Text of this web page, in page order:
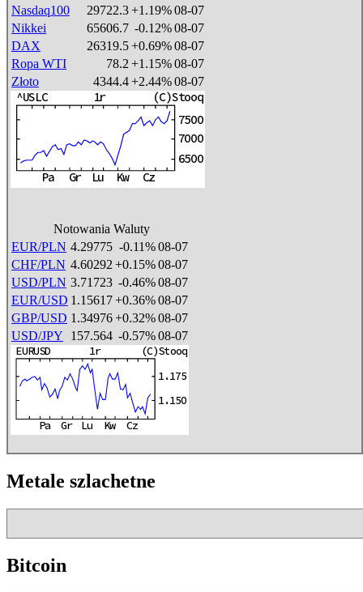
Nasdaq100
29722.3+1.19%08-07
Nikkei
65606.7 -0.12%08-07
DAX
26319.5+0.69%08-07
Ropa WTI
78.2 +1.15%08-07
Złoto
4344.4+2.44%08-07
Notowania Waluty
EUR/PLN 4.29775 -0.11%08-07
CHF/PLN 4.60292 +0.15%08-07
USD/PLN 3.71723 -0.46%08-07
EUR/USD 1.15617+0.36%08-07
GBP/USD 1.34976+0.32%08-07
USD/JPY
157.564 -0.57%08-07
Metale szlachetne
Bitcoin